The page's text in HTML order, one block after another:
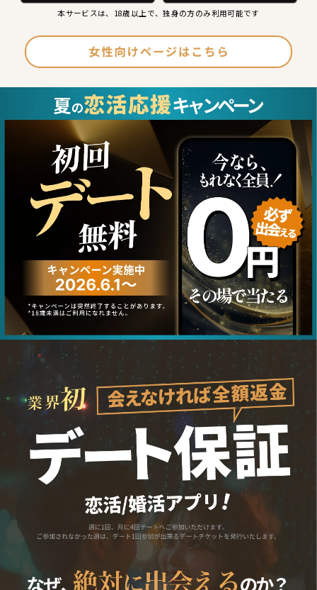
本サービスは、18歳以上で、独身の方のみ利用可能です